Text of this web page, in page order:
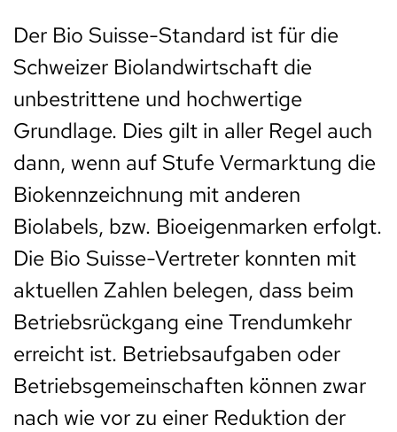
Der Bio Suisse-Standard ist für die
Schweizer Biolandwirtschaft die
unbestrittene und hochwertige
Grundlage. Dies gilt in aller Regel auch
dann, wenn auf Stufe Vermarktung die
Biokennzeichnung mit anderen
Biolabels, bzw. Bioeigenmarken erfolgt.
Die Bio Suisse-Vertreter konnten mit
aktuellen Zahlen belegen, dass beim
Betriebsrückgang eine Trendumkehr
erreicht ist. Betriebsaufgaben oder
Betriebsgemeinschaften können zwar
nach wie vor zu einer Reduktion der